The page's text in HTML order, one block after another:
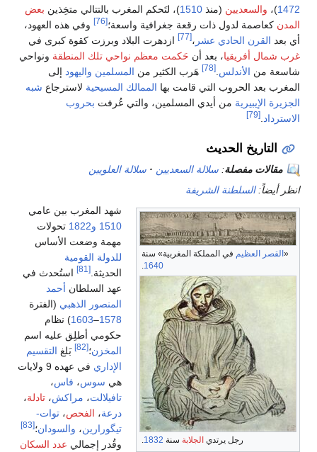
والسعديين (منذ1510 )، لتَحكم المغرب بالتتالي متخِذينبعض
لدول ذات رقعة جغرافية واسعة؛
وفي هذه العهود،
القرن الحادي عشر،[77]
ازدهرت البلاد وبرزت كقوة كبرى في
أفريقيا، بعد أنحَكمت معظم نواحي تلك المنطقةونواحي
منالأندلس. هَرب الكثير من المسلمين واليهودإلى
بعد الحروب التي قامت بها الممالك المسيحيةلاسترجاع شبه
الإيبيرية من أيدي المسلمين، والتي عُرفتبحروب
الحديث
مفصلة:سلالة السعديين
سلالة العلويين
السلطنة الشريفة
العظيمفي المملكة المغربية» سنة
الجلابةسنة 1832
.
شهد المغرب بين عامي
1510
تحولات
مهمة وضعت الأساس
للدولة القومية
الحديثة.
استُحدث في
عهد السلطان أحمد
المنصور الذهبي(الفترة
1578
1603) نظام
حكومي أطلِق عليه اسم
المخزن
بَلغ التقسيم
الإداري
في عهده 9 ولايات
هي
،فاس،
تافيلالت
مراكش،تادلة،
درعة
الفحص،توات-
تيگورارين
،والسودان؛
وقُدر إجماليعدد السكان